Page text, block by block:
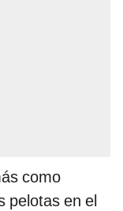
como
pelotas en el